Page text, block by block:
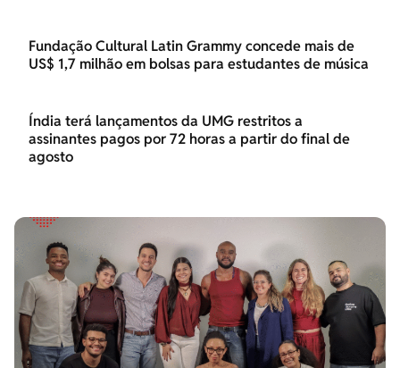
Fundação Cultural Latin Grammy concede mais de
US$ 1,7 milhão em bolsas para estudantes de música
Índia terá lançamentos da UMG restritos a
assinantes pagos por 72 horas a partir do final de
agosto